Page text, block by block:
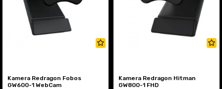
Kamera Redragon Fobos
GW600-1 WebCam
Kamera Redragon Hitman
GW800-1 FHD